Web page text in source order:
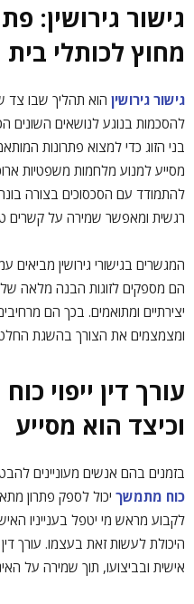
גישור גירושין:
מחוץ לכותלי
גישור גירושין הוא תהליך שבו צד
להסכמות בנוגע לנושאים השונים
בני הזוג כדי למצוא פתרונות
מסייע למנוע מלחמות משפטיות
להתמודד עם הסכסוכים בצורה
רגשית ומאפשר שמירה על קשרים
המגשרים בגישורי גירושין מביאים
הם מספקים לזוגות הבנה מלאה
יצירתיים ומתואמים. בכך הם
ומצמצמים את הצורך בהשגת
עורך דין ייפוי
וכיצד הוא מסייע
בזמנים בהם אנשים מעוניינים
כוח מתמשך יכול לספק פתרון
לקבוע מראש מי יטפל בענייניו
היכולת לעשות זאת בעצמו. עורך
אישית ובביצועו, תוך שמירה על